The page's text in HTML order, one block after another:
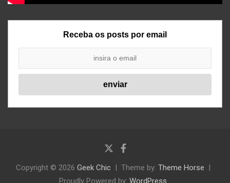
Receba os posts por email
Copyright © 2026 Geek Chic Theme by: Theme Horse
Proudly Powered by: WordPress